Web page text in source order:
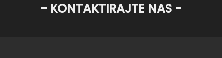
- KONTAKTIRAJTE NAS -